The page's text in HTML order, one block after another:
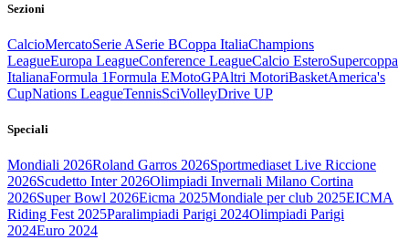
Sezioni
CalcioMercatoSerie ASerie BCoppa ItaliaChampions
LeagueEuropa LeagueConference LeagueCalcio EsteroSupercoppa
ItalianaFormula 1Formula EMotoGPAltri MotoriBasketAmerica's
CupNations LeagueTennisSciVolleyDrive UP
Speciali
Mondiali 2026Roland Garros 2026Sportmediaset Live Riccione
2026Scudetto Inter 2026Olimpiadi Invernali Milano Cortina
2026Super Bowl 2026Eicma 2025Mondiale per club 2025EICMA
Riding Fest 2025Paralimpiadi Parigi 2024Olimpiadi Parigi
2024Euro 2024